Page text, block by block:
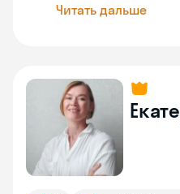
Читать дальше